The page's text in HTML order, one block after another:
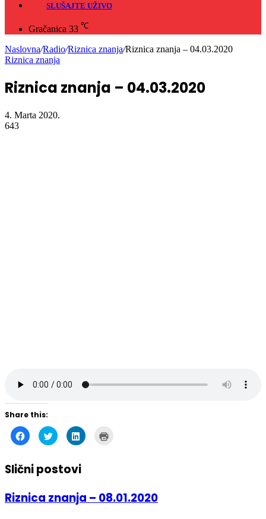
SLUŠAJTE UŽIVO
Gračanica 33 ℃
Naslovna/Radio/Riznica znanja/Riznica znanja – 04.03.2020
Riznica znanja
Riznica znanja – 04.03.2020
4. Marta 2020.
643
Share this:
Click
to
share
Facebook
(Opens
in
window)
Click
to
share
(Opens
in
window)
Click
to
window)
Slični postovi
Riznica znanja – 08.01.2020